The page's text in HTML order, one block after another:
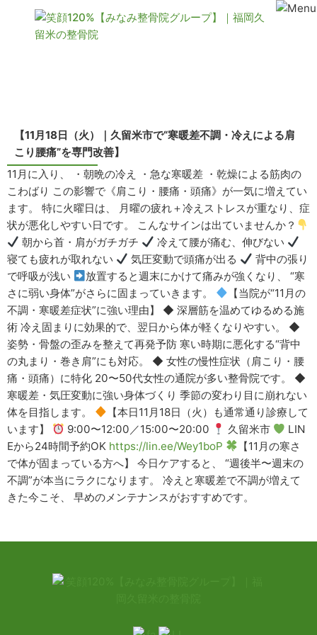
【11月18日（火）｜久留米市で“寒暖差不調・冷えによる肩
こり腰痛”を専門改善】
11月に入り、 ・朝晩の冷え ・急な寒暖差 ・乾燥による筋肉の
こわばり この影響で《肩こり・腰痛・頭痛》が一気に増えてい
ます。 特に火曜日は、 月曜の疲れ＋冷えストレスが重なり、症
状が悪化しやすい日です。 こんなサインは出ていませんか？
朝から首・肩がガチガチ
冷えて腰が痛む、伸びない
寝ても疲れが取れない
気圧変動で頭痛が出る
背中の張り
で呼吸が浅い
放置すると週末にかけて痛みが強くなり、 “寒
さに弱い身体”がさらに固まっていきます。
【当院が“11月の
不調・寒暖差症状”に強い理由】 ◆ 深層筋を温めてゆるめる施
術 冷え固まりに効果的で、翌日から体が軽くなりやすい。 ◆
姿勢・骨盤の歪みを整えて再発予防 寒い時期に悪化する“背中
の丸まり・巻き肩”にも対応。 ◆ 女性の慢性症状（肩こり・腰
痛・頭痛）に特化 20〜50代女性の通院が多い整骨院です。 ◆
寒暖差・気圧変動に強い身体づくり 季節の変わり目に崩れない
体を目指します。
【本日11月18日（火）も通常通り診療して
います】
9:00〜12:00／15:00〜20:00 久留米市
LIN
Eから24時間予約OK https://lin.ee/Wey1boP
【11月の寒さ
で体が固まっている方へ】 今日ケアすると、 “週後半〜週末の
不調”が本当にラクになります。 冷えと寒暖差で不調が増えて
きた今こそ、 早めのメンテナンスがおすすめです。